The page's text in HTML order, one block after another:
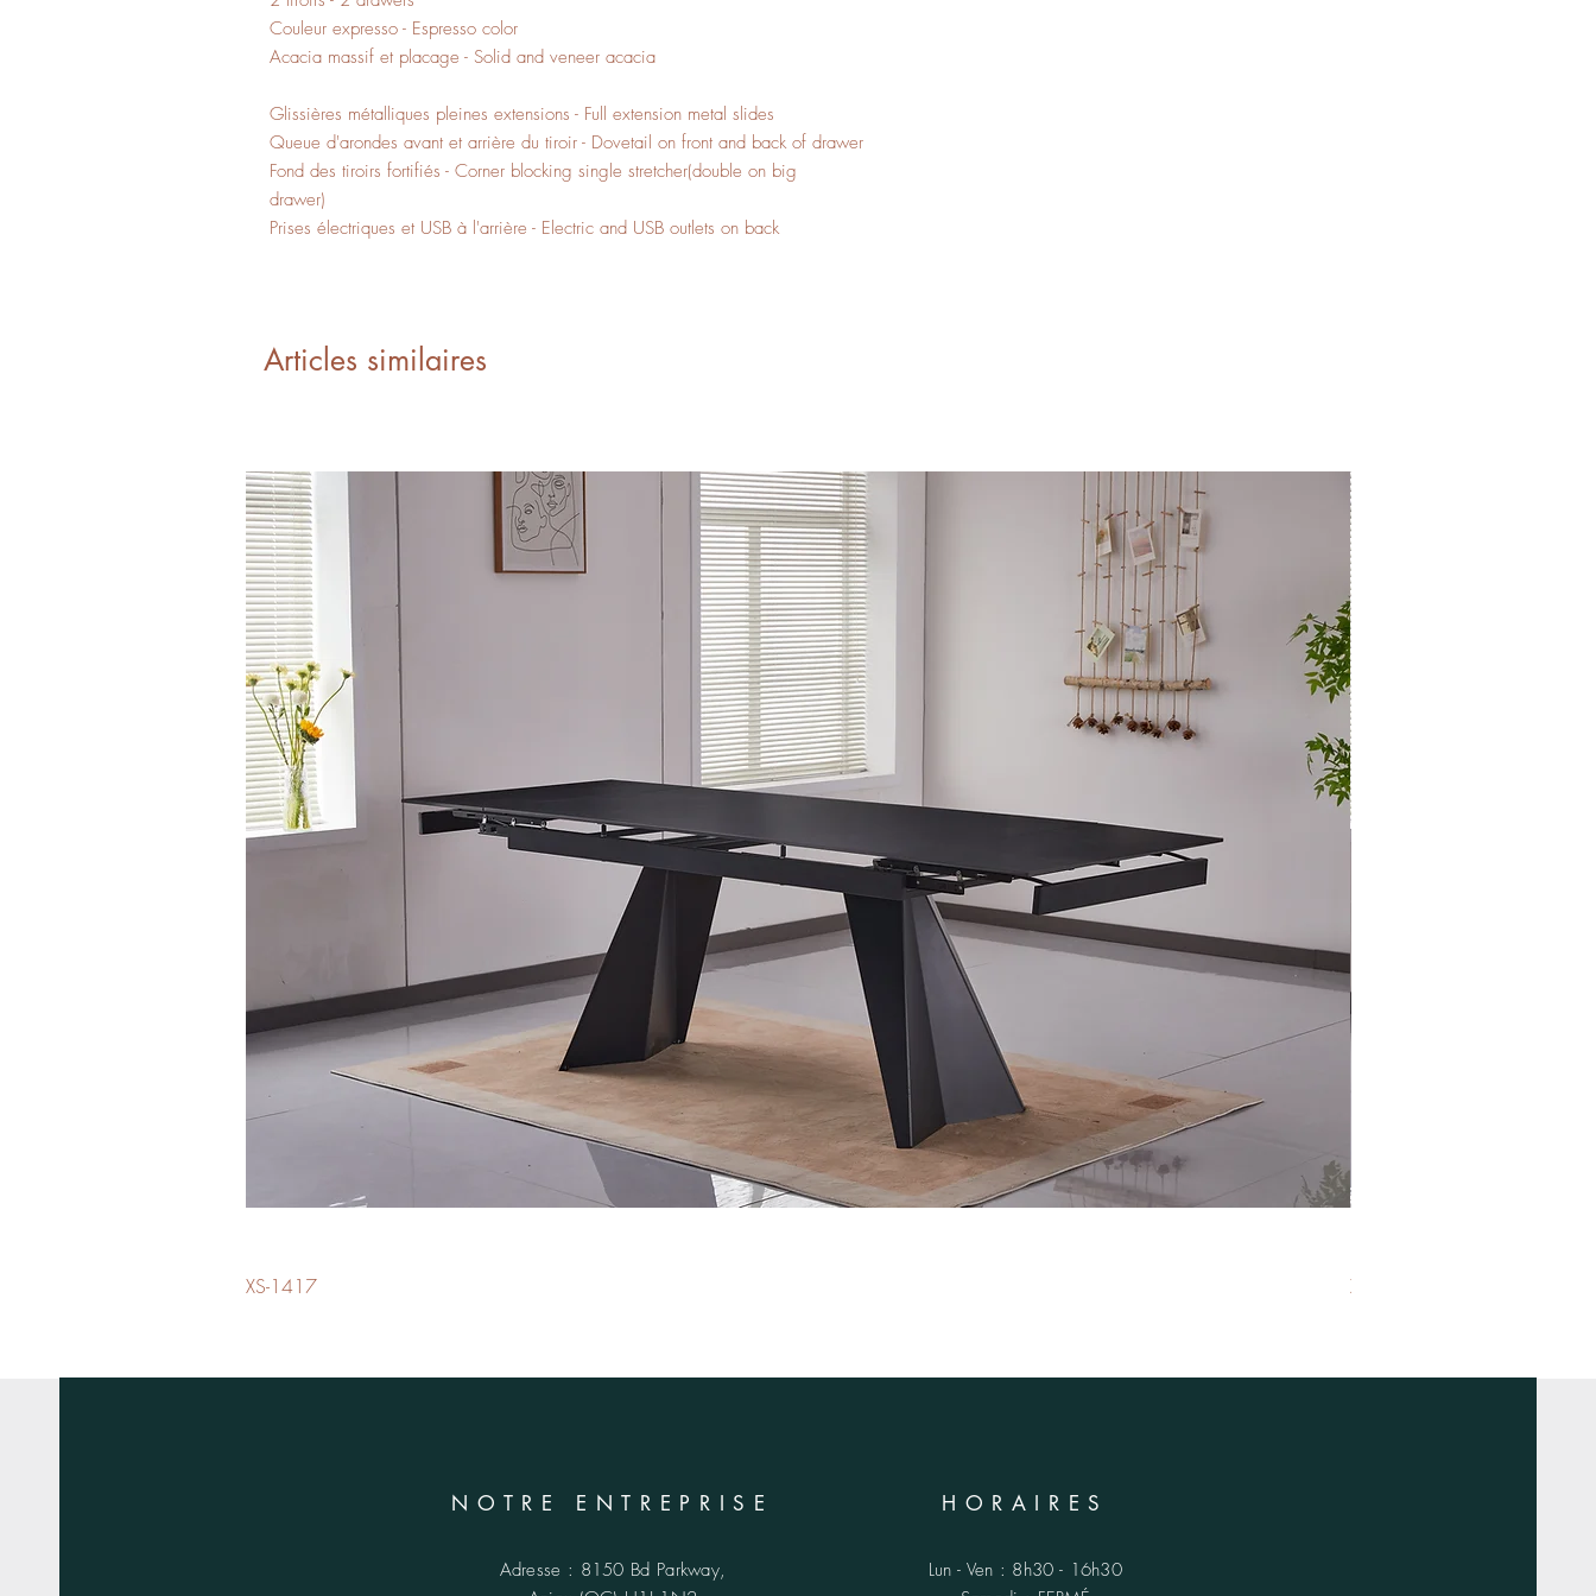
Couleur expresso - Espresso color
Acacia massif et placage - Solid and veneer acacia
Glissières métalliques pleines extensions - Full extension metal slides
Queue d'arondes avant et arrière du tiroir - Dovetail on front and back of drawer
Fond des tiroirs fortifiés - Corner blocking single stretcher(double on big
drawer)
Prises électriques et USB à l'arrière - Electric and USB outlets on back
Articles similaires
XS-1417 XS-1420
NOTRE ENTREPRISE
Adresse : 8150 Bd Parkway,
HORAIRES
Lun - Ven : 8h30 - 16h30